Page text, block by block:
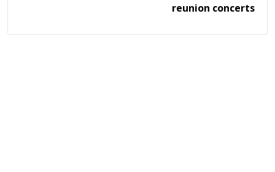
reunion concerts